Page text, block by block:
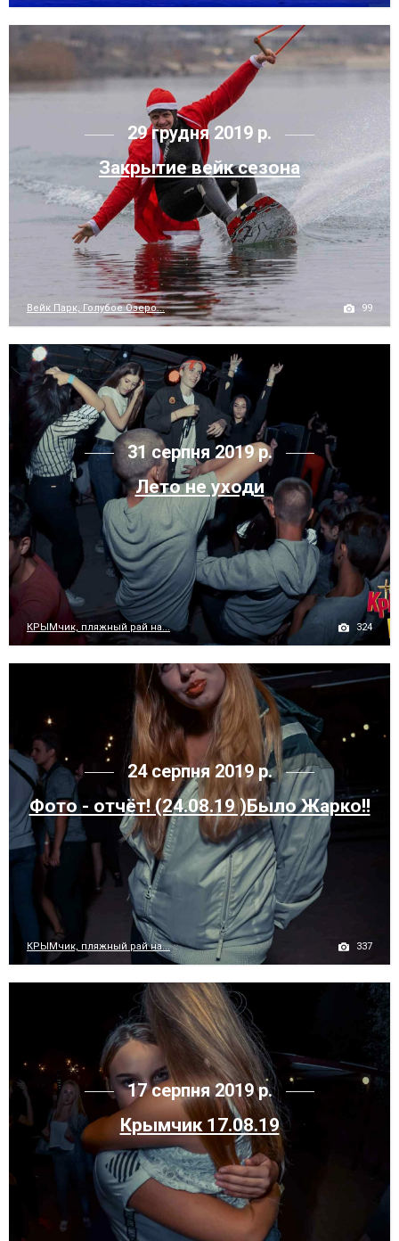
29 грудня 2019 р.
Закрытие вейк сезона
Вейк Парк, Голубое Озеро... 99
31 серпня 2019 р.
Лето не уходи
КРЫМчик, пляжный рай на... 324
24 серпня 2019 р.
Фото - отчёт! (24.08.19 )Было Жарко!!
КРЫМчик, пляжный рай на... 337
17 серпня 2019 р.
Крымчик 17.08.19